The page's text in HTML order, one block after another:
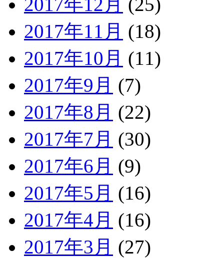
2017年11月 (18)
2017年10月 (11)
2017年9月 (7)
2017年8月 (22)
2017年7月 (30)
2017年6月 (9)
2017年5月 (16)
2017年4月 (16)
2017年3月 (27)